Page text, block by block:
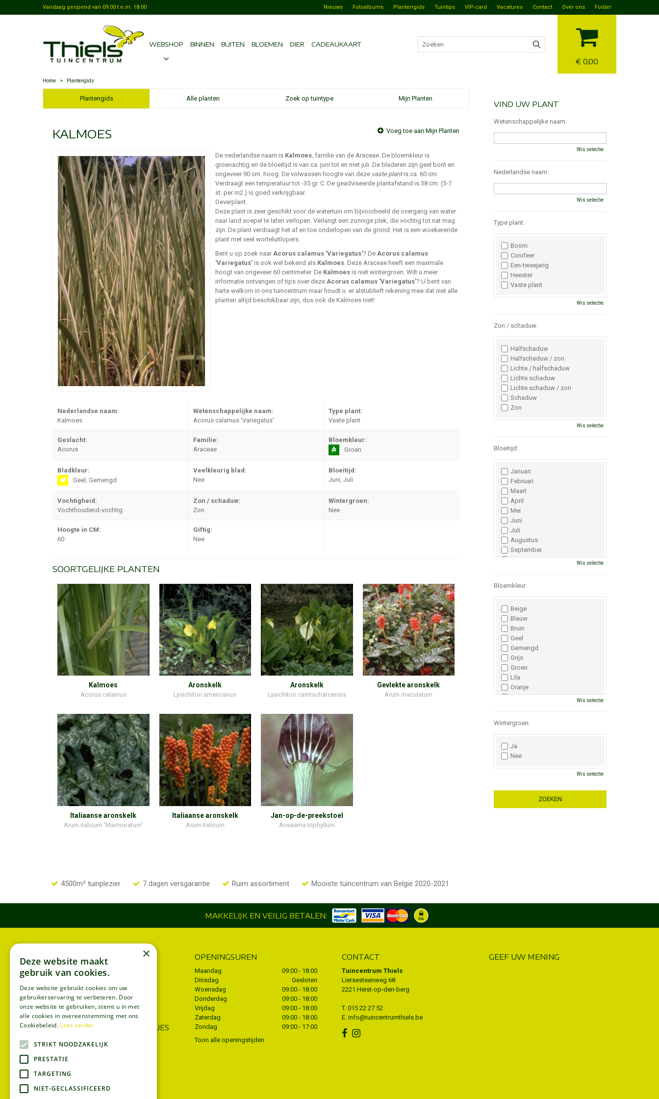
Home > Plantengids
Vandaag geopend van 09:00 t.e.m. 18:00
€ 0,00
Nieuws Fotoalbums Plantengids Tuintips VIP-card Vacatures Contact Over ons Folder
WEBSHOP BINNEN BUITEN BLOEMEN DIER CADEAUKAART
Plantengids Alle planten Zoek op tuintype Mijn Planten
KALMOES Voeg toe aan Mijn Planten
De nederlandse naam is Kalmoes, familie van de Araceae. De bloemkleur is
groenachtig en de bloeitijd is van ca. juni tot en met juli. De bladeren zijn geel bont en
ongeveer 90 cm. hoog. De volwassen hoogte van deze vaste plantis ca. 60 cm.
Verdraagt een temperatuur tot -35 gr. C. De geadviseerde plantafstand is 38 cm. (5-7
st. per m2.) Is goed verkrijgbaar.
Oeverplant.
Deze plant is zeer geschikt voor de watertuin om bijvoorbeeld de overgang van water
naar land soepel te laten verlopen. Verlangt een zonnige plek, die vochtig tot nat mag
zijn. De plant verdraagt het af en toe onderlopen van de grond. Het is een woekerende
plant met veel worteluitlopers.
Bent u op zoek naar Acorus calamus 'Variegatus'? De Acorus calamus
'Variegatus' is ook wel bekend als Kalmoes. Deze Araceae heeft een maximale
hoogt van ongeveer 60 centimeter. De Kalmoes is niet wintergroen. Wilt u meer
informatie ontvangen of tips over deze Acorus calamus 'Variegatus'? U bent van
harte welkom in ons tuincentrum maar houdt u er alstublieft rekening mee dat niet alle
planten altijd beschikbaar zijn, dus ook de Kalmoes niet!
Nederlandse naam:
Kalmoes
Wetenschappelijke naam:
Acorus calamus 'Variegatus'
Type plant:
Vaste plant
Geslacht:
Acorus
Familie:
Araceae
Bloemkleur:
Groen
Bladkleur:
Geel, Gemengd
Veelkleurig blad:
Nee
Bloeitijd:
Juni, Juli
Vochtigheid:
Vochthoudend-vochtig
Zon / schaduw:
Zon
Wintergroen:
Nee
Hoogte in CM:
60
Giftig:
Nee
SOORTGELIJKE PLANTEN
Kalmoes
Acorus calamus
Aronskelk
Lysichiton americanus
Aronskelk
Lysichiton camtschatcensis
Gevlekte aronskelk
Arum maculatum
Italiaanse aronskelk
Arum italicum 'Marmoratum'
Italiaanse aronskelk
Arum italicum
Jan-op-de-preekstoel
Arisaema triphyllum
4500m² tuinplezier 7 dagen versgarantie Ruim assortiment Mooiste tuincentrum van België 2020-2021
VIND UW PLANT
Wetenschappelijke naam:
Wis selectie
Nederlandse naam:
Wis selectie
Type plant:
Boom
Conifeer
Een-tweejarig
Heester
Vaste plant
Wis selectie
Zon / schaduw:
Halfschaduw
Halfschaduw / zon
Lichte / halfschaduw
Lichte schaduw
Lichte schaduw / zon
Schaduw
Zon
Wis selectie
Bloeitijd:
Januari
Februari
Maart
April
Mei
Juni
Juli
Augustus
September
Oktober
Wis selectie
Bloemkleur:
Beige
Blauw
Bruin
Geel
Gemengd
Grijs
Groen
Lila
Oranje
Paars
Wit
Zwart
Wis selectie
Wintergroen:
Ja
Nee
Wis selectie
MAKKELIJK EN VEILIG BETALEN:
INFORMATIE
Algemene voorwaarden
Privacy policy
Disclaimer
Bezorgen
WIJ ACCEPTEREN ECOCHEQUES
OPENINGSUREN
Maandag
09:00 - 18:00
Dinsdag
Gesloten
Woensdag
09:00 - 18:00
Donderdag
09:00 - 18:00
Vrijdag
09:00 - 18:00
Zaterdag
09:00 - 18:00
Zondag
09:00 - 17:00
Toon alle openingstijden
CONTACT
Tuincentrum Thiels
Liersesteenweg 68
2221 Heist-op-den-berg
T. 015 22 27 52
E. info@tuincentrumthiels.be
GEEF UW MENING
×
Deze website maakt
gebruik van cookies.
Deze website gebruikt cookies om uw
gebruikerservaring te verbeteren. Door
onze website te gebruiken, stemt u in met
alle cookies in overeenstemming met ons
Cookiebeleid. Lees verder
STRIKT NOODZAKELIJK
PRESTATIE
TARGETING
NIET-GECLASSIFICEERD